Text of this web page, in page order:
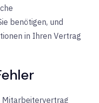
benötigen, und
in Ihren Vertrag
Mitarbeitervertrag